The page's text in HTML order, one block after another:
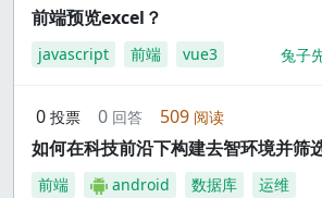
前端预览excel？
javascript 前端 vue3 兔子
0 投票 0 回答 509 阅读
如何在科技前沿下构建去智环境并筛
前端 android 数据库
运维